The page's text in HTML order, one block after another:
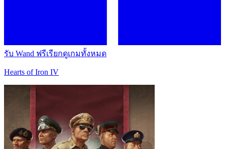
รับ Wand ฟรีเรียกดูเกมทั้งหมด
Hearts of Iron IV